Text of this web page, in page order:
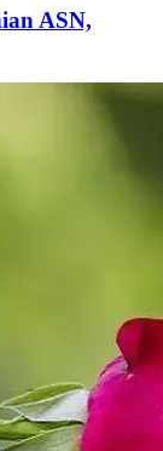
ASN,